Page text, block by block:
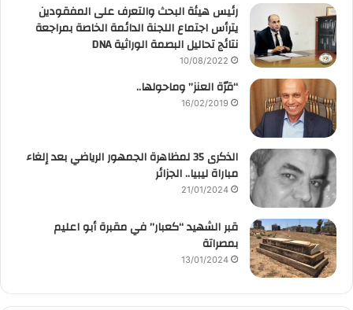
رئيس هيئة البحث والتعرف على المفقودين
يترأس اجتماع اللجنة الدائمة الخاصة بمراجعة
نتائج تحاليل البصمة الوراثية DNA
10/08/2022
“قرّة العنز” وماحولها..
16/02/2019
الذكرى 35 لمظاهرة الجمهور الرياضي بعد إلغاء
مباراة ليبيا.. الجزائر
21/01/2024
قبر الشهيد “كعبار” في مقبرة أبو اعليم
بمصراتة
13/01/2024